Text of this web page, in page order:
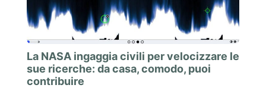
La NASA ingaggia civili per velocizzare le
sue ricerche: da casa, comodo, puoi
contribuire